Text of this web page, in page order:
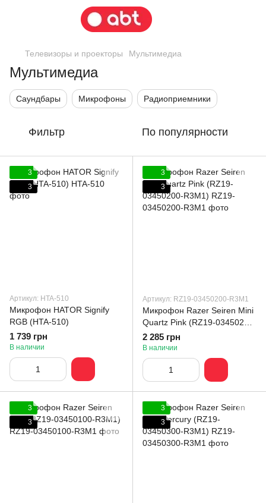
Телевизоры и проекторы Мультимедиа
Мультимедиа
Саундбары Микрофоны Радиоприемники
Фильтр По популярности
3
3
Артикул: HTA-510
Микрофон HATOR Signify
RGB (HTA-510)
1 739 грн
В наличии
3
3
Артикул: RZ19-03450200-R3M1
Микрофон Razer Seiren Mini
Quartz Pink (RZ19-03450200-
R3M1)
2 285 грн
В наличии
3
3
3
3